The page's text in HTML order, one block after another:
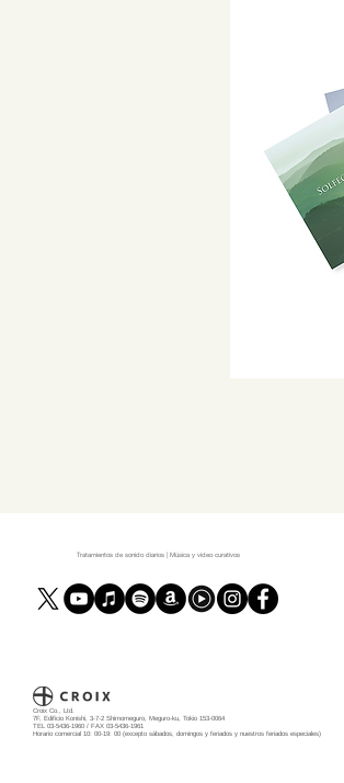
Tratamientos de sonido diarios | Música y video curativos
Croix Co., Ltd.
7F, Edificio Konishi, 3-7-2 Shimomeguro, Meguro-ku, Tokio 153-0064
TEL 03-5436-1960 / FAX 03-5436-1961
Horario comercial 10: 00-19: 00 (excepto sábados, domingos y feriados y nuestros feriados especiales)